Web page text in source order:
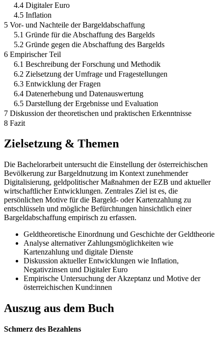
4.4 Digitaler Euro
4.5 Inflation
5 Vor- und Nachteile der Bargeldabschaffung
5.1 Gründe für die Abschaffung des Bargelds
5.2 Gründe gegen die Abschaffung des Bargelds
6 Empirischer Teil
6.1 Beschreibung der Forschung und Methodik
6.2 Zielsetzung der Umfrage und Fragestellungen
6.3 Entwicklung der Fragen
6.4 Datenerhebung und Datenauswertung
6.5 Darstellung der Ergebnisse und Evaluation
7 Diskussion der theoretischen und praktischen Erkenntnisse
8 Fazit
Zielsetzung & Themen
Die Bachelorarbeit untersucht die Einstellung der österreichischen
Bevölkerung zur Bargeldnutzung im Kontext zunehmender
Digitalisierung, geldpolitischer Maßnahmen der EZB und aktueller
wirtschaftlicher Entwicklungen. Zentrales Ziel ist es, die
persönlichen Motive für die Bargeld- oder Kartenzahlung zu
entschlüsseln und mögliche Befürchtungen hinsichtlich einer
Bargeldabschaffung empirisch zu erfassen.
Geldtheoretische Einordnung und Geschichte der Geldtheorie
Analyse alternativer Zahlungsmöglichkeiten wie
Kartenzahlung und digitale Dienste
Diskussion aktueller Entwicklungen wie Inflation,
Negativzinsen und Digitaler Euro
Empirische Untersuchung der Akzeptanz und Motive der
österreichischen Kund:innen
Auszug aus dem Buch
Schmerz des Bezahlens